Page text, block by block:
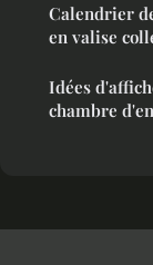
Calendrier
en valise
Idées
chambre